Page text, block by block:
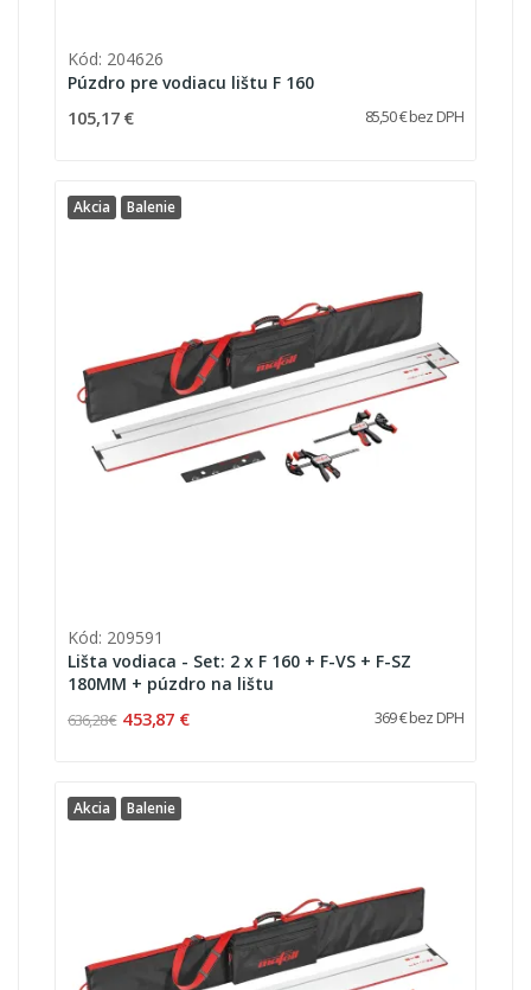
Kód: 204626
Púzdro pre vodiacu lištu F 160
105,17 € 85,50 € bez DPH
Akcia Balenie
Kód: 209591
Lišta vodiaca - Set: 2 x F 160 + F-VS + F-SZ
180MM + púzdro na lištu
636,28 € 453,87 € 369 € bez DPH
Akcia Balenie